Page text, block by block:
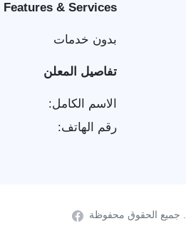
Features & Services
بدون خدمات
تفاصيل المعلن
الاسم الكامل:
رقم الهاتف:
. جميع الحقوق محفوظة